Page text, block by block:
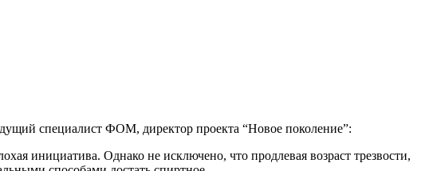
специалист ФОМ, директор проекта “Новое поколение”:
инициатива. Однако не исключено, что продлевая возраст трезвости,